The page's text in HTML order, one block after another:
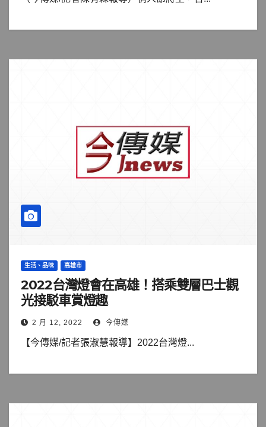
生活、品味 高雄市
2022台灣燈會在高雄！搭乘雙層巴士觀
光接駁車賞燈趣
2 月 12, 2022 今傳媒
【今傳媒/記者張淑慧報導】2022台灣燈...